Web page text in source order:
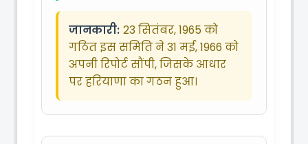
जानकारी: 23 सितंबर, 1965 को
गठित इस समिति ने 31 मई, 1966 को
अपनी रिपोर्ट सौंपी, जिसके आधार
पर हरियाणा का गठन हुआ।